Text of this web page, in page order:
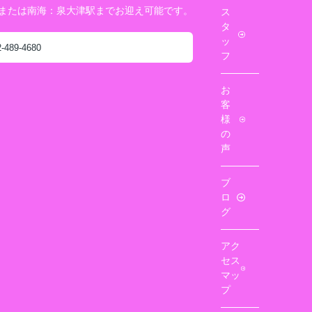
は南海：泉大津駅までお迎え可能です。
489-4680
ス
タ
ッ
フ
お
客
様
の
声
ブ
ロ
グ
アク
セス
マッ
プ